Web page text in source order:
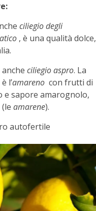
ciliegio degli
, è una qualità dolce,
ciliegio aspro. La
l’amarenocon frutti di
e sapore amarognolo,
amarene).
autofertile